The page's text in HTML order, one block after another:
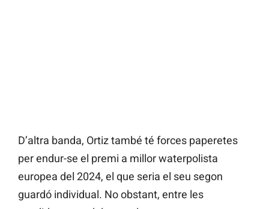
D’altra banda, Ortiz també té forces paperetes
per endur-se el premi a millor waterpolista
europea del 2024, el que seria el seu segon
guardó individual. No obstant, entre les